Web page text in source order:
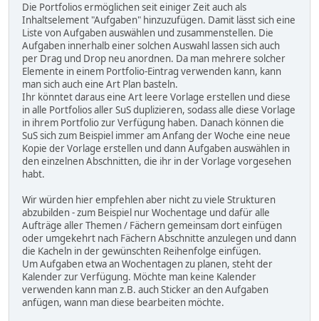
Die Portfolios ermöglichen seit einiger Zeit auch als
Inhaltselement "Aufgaben" hinzuzufügen. Damit lässt sich eine
Liste von Aufgaben auswählen und zusammenstellen. Die
Aufgaben innerhalb einer solchen Auswahl lassen sich auch
per Drag und Drop neu anordnen. Da man mehrere solcher
Elemente in einem Portfolio-Eintrag verwenden kann, kann
man sich auch eine Art Plan basteln.
Ihr könntet daraus eine Art leere Vorlage erstellen und diese
in alle Portfolios aller SuS duplizieren, sodass alle diese Vorlage
in ihrem Portfolio zur Verfügung haben. Danach können die
SuS sich zum Beispiel immer am Anfang der Woche eine neue
Kopie der Vorlage erstellen und dann Aufgaben auswählen in
den einzelnen Abschnitten, die ihr in der Vorlage vorgesehen
habt.
Wir würden hier empfehlen aber nicht zu viele Strukturen
abzubilden - zum Beispiel nur Wochentage und dafür alle
Aufträge aller Themen / Fächern gemeinsam dort einfügen
oder umgekehrt nach Fächern Abschnitte anzulegen und dann
die Kacheln in der gewünschten Reihenfolge einfügen.
Um Aufgaben etwa an Wochentagen zu planen, steht der
Kalender zur Verfügung. Möchte man keine Kalender
verwenden kann man z.B. auch Sticker an den Aufgaben
anfügen, wann man diese bearbeiten möchte.